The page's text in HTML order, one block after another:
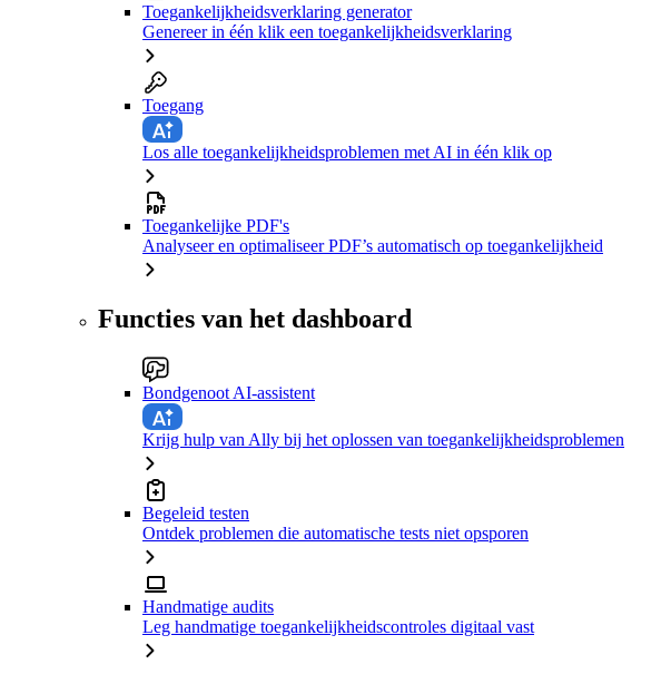
Toegankelijkheidsverklaring generator
Genereer in één klik een toegankelijkheidsverklaring
Toegang
Los alle toegankelijkheidsproblemen met AI in één klik op
Toegankelijke PDF's
Analyseer en optimaliseer PDF’s automatisch op toegankelijkheid
Functies van het dashboard
Bondgenoot AI-assistent
Krijg hulp van Ally bij het oplossen van toegankelijkheidsproblemen
Begeleid testen
Ontdek problemen die automatische tests niet opsporen
Handmatige audits
Leg handmatige toegankelijkheidscontroles digitaal vast